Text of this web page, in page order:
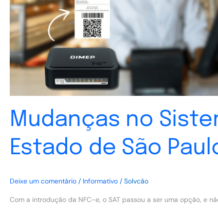
Mudanças no
Estado de São
Deixe um comentário / Informativo / Solvcão
Com a introdução da NFC-e, o SAT passou a ser uma opção, e
no
Estado
de
São
Paulo